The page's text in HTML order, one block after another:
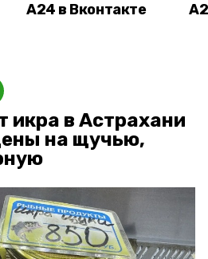
А24 в Вконтакте
икра в Астрахани
на щучью,